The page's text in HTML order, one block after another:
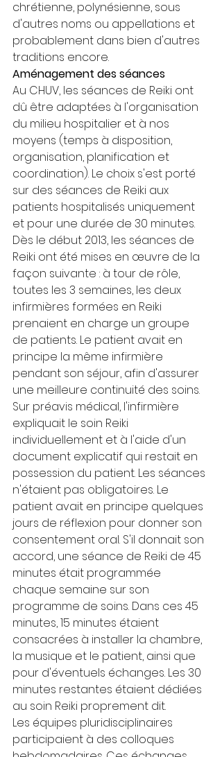
chrétienne, polynésienne, sous
d'autres noms ou appellations et
probablement dans bien d'autres
traditions encore.
Aménagement des séances
Au CHUV, les séances de Reiki ont
dû être adaptées à l'organisation
du milieu hospitalier et à nos
moyens (temps à disposition,
organisation, planification et
coordination). Le choix s'est porté
sur des séances de Reiki aux
patients hospitalisés uniquement
et pour une durée de 30 minutes.
Dès le début 2013, les séances de
Reiki ont été mises en œuvre de la
façon suivante : à tour de rôle,
toutes les 3 semaines, les deux
infirmières formées en Reiki
prenaient en charge un groupe
de patients. Le patient avait en
principe la même infirmière
pendant son séjour, afin d'assurer
une meilleure continuité des soins.
Sur préavis médical, l'infirmière
expliquait le soin Reiki
individuellement et à l'aide d'un
document explicatif qui restait en
possession du patient. Les séances
n'étaient pas obligatoires. Le
patient avait en principe quelques
jours de réflexion pour donner son
consentement oral. S'il donnait son
accord, une séance de Reiki de 45
minutes était programmée
chaque semaine sur son
programme de soins. Dans ces 45
minutes, 15 minutes étaient
consacrées à installer la chambre,
la musique et le patient, ainsi que
pour d'éventuels échanges. Les 30
minutes restantes étaient dédiées
au soin Reiki proprement dit.
Les équipes pluridisciplinaires
participaient à des colloques